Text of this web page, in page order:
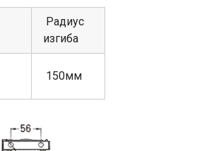
Радиус
изгиба
150мм